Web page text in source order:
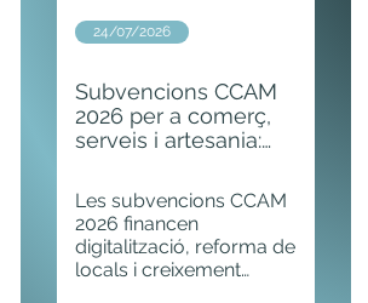
Subvencions CCAM
2026 per a comerç,
serveis i artesania:
pot optar
24/07/2026
Les subvencions CCAM
2026 financen
digitalització, reforma de
locals i creixement